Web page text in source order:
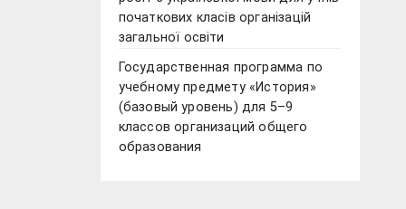
початкових класів організацій
загальної освіти
Государственная программа по
учебному предмету «История»
(базовый уровень) для 5–9
классов организаций общего
образования